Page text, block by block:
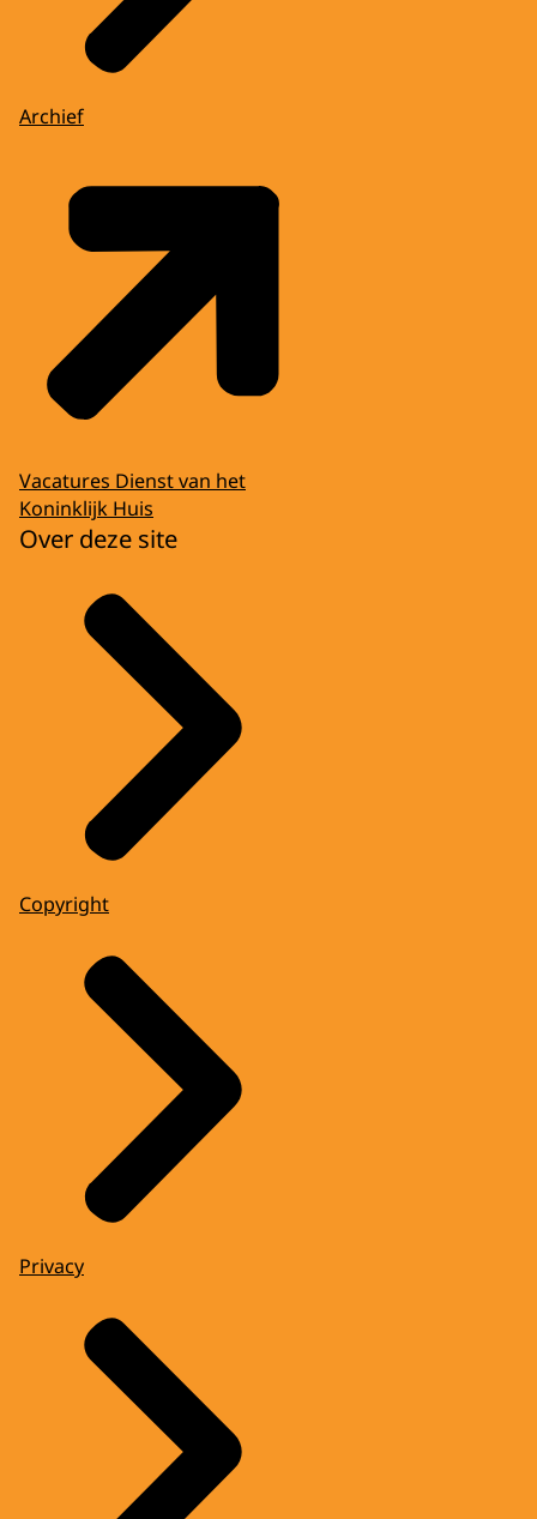
Archief
Vacatures Dienst van het
Koninklijk Huis
Over deze site
Copyright
Privacy